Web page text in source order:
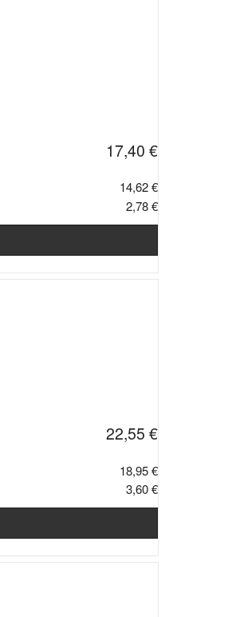
17,40 €
14,62 €
2,78 €
22,55 €
18,95 €
3,60 €